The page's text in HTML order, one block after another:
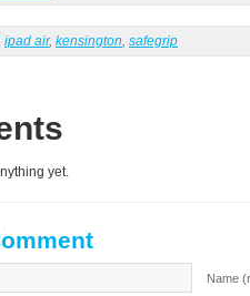
ipad air, kensington, safegrip
yet.
Name